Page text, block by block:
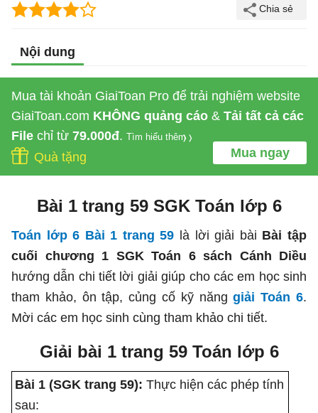
Nội dung
Mua tài khoản GiaiToan Pro để trải nghiệm website
GiaiToan.com KHÔNG quảng cáo & Tải tất cả các
File chỉ từ 79.000đ. Tìm hiểu thêm
Mua ngay
Quà tặng
Bài 1 trang 59 SGK Toán lớp 6
Toán lớp 6 Bài 1 trang 59 là lời giải bài Bài tập
cuối chương 1 SGK Toán 6 sách Cánh Diều
hướng dẫn chi tiết lời giải giúp cho các em học sinh
tham khảo, ôn tập, củng cố kỹ nănggiải Toán 6.
Mời các em học sinh cùng tham khảo chi tiết.
Giải bài 1 trang 59 Toán lớp 6
Bài 1 (SGK trang 59): Thực hiện các phép tính
sau: